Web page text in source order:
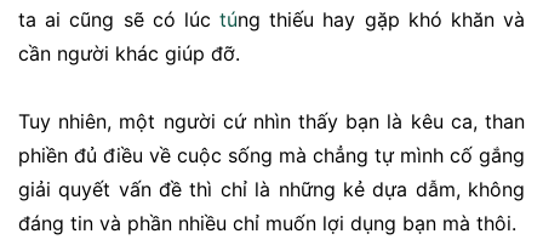
ta ai cũng sẽ có lúc túng thiếu hay gặp khó khăn và
cần người khác giúp đỡ.
Tuy nhiên, một người cứ nhìn thấy bạn là kêu ca, than
phiền đủ điều về cuộc sống mà chẳng tự mình cố gắng
giải quyết vấn đề thì chỉ là những kẻ dựa dẫm, không
đáng tin và phần nhiều chỉ muốn lợi dụng bạn mà thôi.